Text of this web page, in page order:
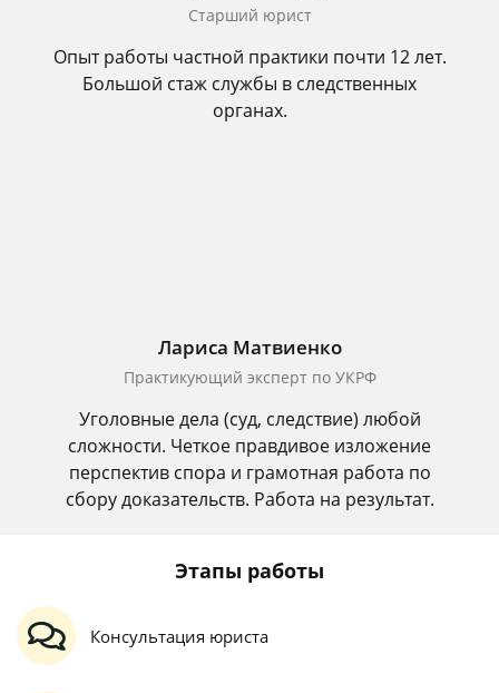
Старший юрист
Опыт работы частной практики почти 12 лет.
Большой стаж службы в следственных
органах.
Лариса Матвиенко
Практикующий эксперт по УКРФ
Уголовные дела (суд, следствие) любой
сложности. Четкое правдивое изложение
перспектив спора и грамотная работа по
сбору доказательств. Работа на результат.
Этапы работы
Консультация юриста